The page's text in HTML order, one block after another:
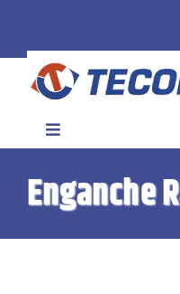
contenido
Toggle
Inicio
Empresa
Enganche